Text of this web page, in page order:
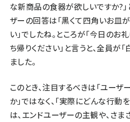
な新商品の食器が欲しいですか?」
ザーの回答は「黒くて四⾓いお⽫が
い」でしたね。ところが「今日のお
ち帰りください」と言うと、全員が
ました。
このとき、注目するべきは「ユー
か」ではなく、「実際にどんな行動を
は、エンドユーザーの主観や、さま